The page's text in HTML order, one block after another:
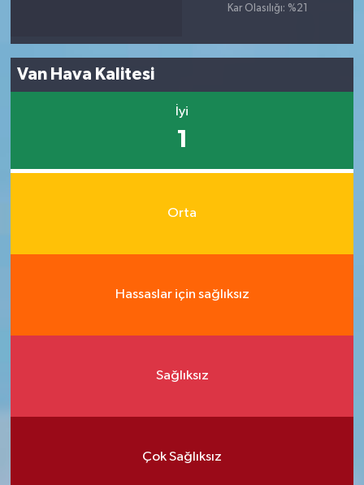
Kar Olasılığı: %21
Van Hava Kalitesi
İyi
1
Orta
Hassaslar için sağlıksız
Sağlıksız
Çok Sağlıksız